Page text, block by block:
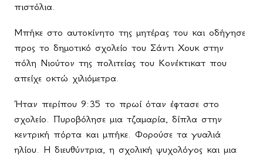
πιστόλια.
Μπήκε στο αυτοκίνητο της μητέρας του και οδήγησε
προς το δημοτικό σχολείο του Σάντι Χουκ στην
πόλη Νιούτον της πολιτείας του Κονέκτικατ που
απείχε οκτώ χιλιόμετρα.
Ήταν περίπου 9:35 το πρωί όταν έφτασε στο
σχολείο. Πυροβόλησε μια τζαμαρία, δίπλα στην
κεντρική πόρτα και μπήκε. Φορούσε τα γυαλιά
ηλίου. Η διευθύντρια, η σχολική ψυχολόγος και μια